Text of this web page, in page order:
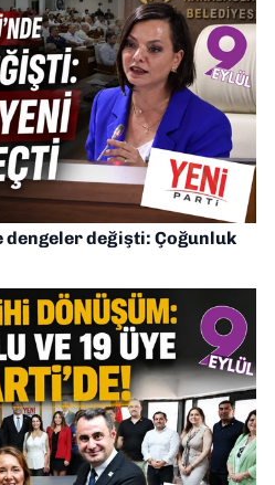
değişti: Çoğunluk